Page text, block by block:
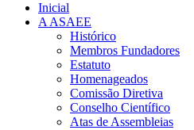
Inicial
A ASAEE
Histórico
Membros Fundadores
Estatuto
Homenageados
Comissão Diretiva
Conselho Científico
Atas de Assembleias